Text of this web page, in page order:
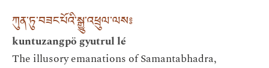
ཀུན་ཏུ་བཟང་པོའི་སྒྱུ་འཕྲུལ་ལས༔
kuntuzangpö gyutrul lé
The illusory emanations of Samantabhadra,